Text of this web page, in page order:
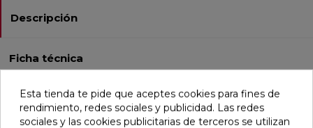
Descripción
Ficha técnica
El bastidor de Geberit Duofix para inodoro suspendido es
la solución ideal para optimizar el espacio y la eficiencia en
Esta tienda te pide que aceptes cookies para fines de
rendimiento, redes sociales y publicidad. Las redes
sociales y las cookies publicitarias de terceros se utilizan